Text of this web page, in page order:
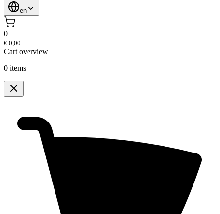
en
0
€ 0,00
Cart overview
0 items